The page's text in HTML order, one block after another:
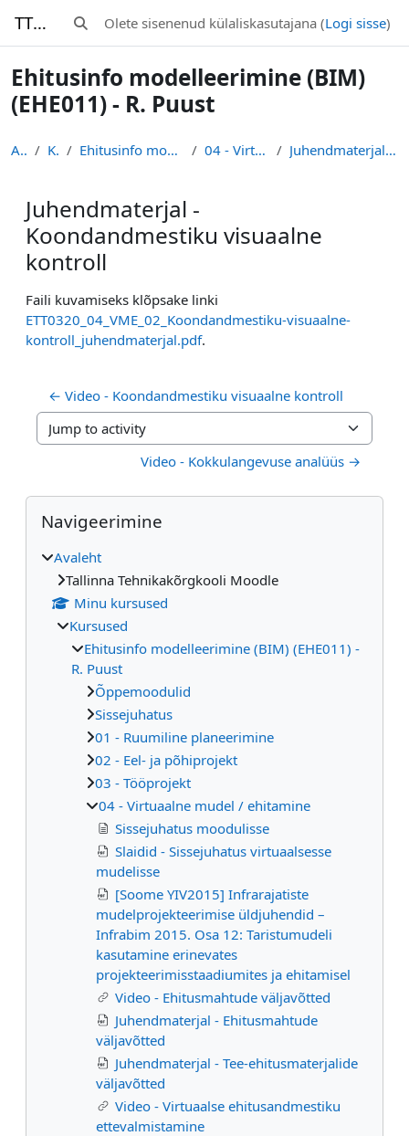
TTK-Moodle Lülitab otsingu sisendi
Olete sisenenud külaliskasutajana (Logi sisse)
Ehitusinfo modelleerimine (BIM)
(EHE011) - R. Puust
Avaleht Kursused Ehitusinfo modelleerimine (BIM) (EHE011) - R. Puust 04 - Virtuaalne mudel / ehitamine Juhendmaterjal - Koondandmestiku visuaalne kontroll
Juhendmaterjal -
Koondandmestiku visuaalne
kontroll
Lõpetamise nõuded
Faili kuvamiseks klõpsake linki
ETT0320_04_VME_02_Koondandmestiku-visuaalne-
kontroll_juhendmaterjal.pdf.
← Video - Koondandmestiku visuaalne kontroll
Jump to activity
Video - Kokkulangevuse analüüs →
Plokid
Jäta vahele Navigeerimine
Navigeerimine
Avaleht
Tallinna Tehnikakõrgkooli Moodle
Minu kursused
Kursused
Ehitusinfo modelleerimine (BIM) (EHE011) -
R. Puust
Õppemoodulid
Sissejuhatus
01 - Ruumiline planeerimine
02 - Eel- ja põhiprojekt
03 - Tööprojekt
04 - Virtuaalne mudel / ehitamine
Sissejuhatus moodulisse
Slaidid - Sissejuhatus virtuaalsesse
mudelisse
[Soome YIV2015] Infrarajatiste
mudelprojekteerimise üldjuhendid –
Infrabim 2015. Osa 12: Taristumudeli
kasutamine erinevates
projekteerimisstaadiumites ja ehitamisel
Video - Ehitusmahtude väljavõtted
Juhendmaterjal - Ehitusmahtude
väljavõtted
Juhendmaterjal - Tee-ehitusmaterjalide
väljavõtted
Video - Virtuaalse ehitusandmestiku
ettevalmistamine